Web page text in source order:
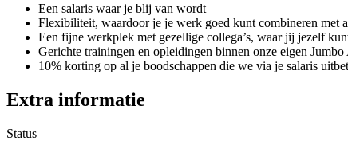
Een salaris waar je blij van wordt
Flexibiliteit, waardoor je je werk goed kunt combineren met
Een fijne werkplek met gezellige collega’s, waar jij jezelf
Gerichte trainingen en opleidingen binnen onze eigen Jumbo
10% korting op al je boodschappen die we via je salaris
Extra informatie
Status